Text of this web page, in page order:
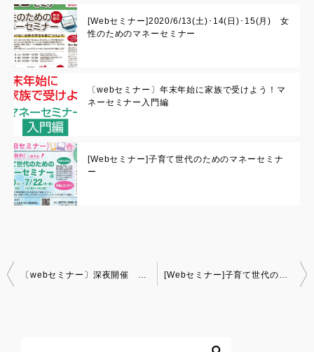
[Webセミナー]2020/6/13(土)･14(日)･15(月) 女
性のためのマネーセミナー
〔webセミナー〕年末年始に家族で受けよう！マ
ネーセミナー入門編
[Webセミナー]子育て世代のためのマネーセミナ
ー
投
稿
〔webセミナー〕深夜開催 マネーセミナー入門編 [Webセミナー]子育て世代のためのマネーセミナー